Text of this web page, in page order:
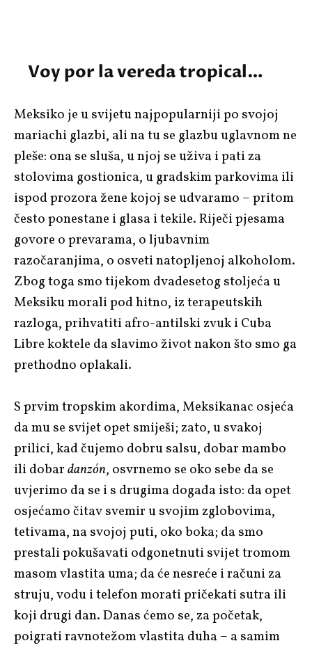
Voy por la vereda tropical…
Meksiko je u svijetu najpopularniji po svojoj
mariachi glazbi, ali na tu se glazbu uglavnom ne
pleše: ona se sluša, u njoj se uživa i pati za
stolovima gostionica, u gradskim parkovima ili
ispod prozora žene kojoj se udvaramo – pritom
često ponestane i glasa i tekile. Riječi pjesama
govore o prevarama, o ljubavnim
razočaranjima, o osveti natopljenoj alkoholom.
Zbog toga smo tijekom dvadesetog stoljeća u
Meksiku morali pod hitno, iz terapeutskih
razloga, prihvatiti afro-antilski zvuk i Cuba
Libre koktele da slavimo život nakon što smo ga
prethodno oplakali.
S prvim tropskim akordima, Meksikanac osjeća
da mu se svijet opet smiješi; zato, u svakoj
prilici, kad čujemo dobru salsu, dobar mambo
ili dobardanzón, osvrnemo se oko sebe da se
uvjerimo da se i s drugima događa isto: da opet
osjećamo čitav svemir u svojim zglobovima,
tetivama, na svojoj puti, oko boka; da smo
prestali pokušavati odgonetnuti svijet tromom
masom vlastita uma; da će nesreće i računi za
struju, vodu i telefon morati pričekati sutra ili
koji drugi dan. Danas ćemo se, za početak,
poigrati ravnotežom vlastita duha – a samim